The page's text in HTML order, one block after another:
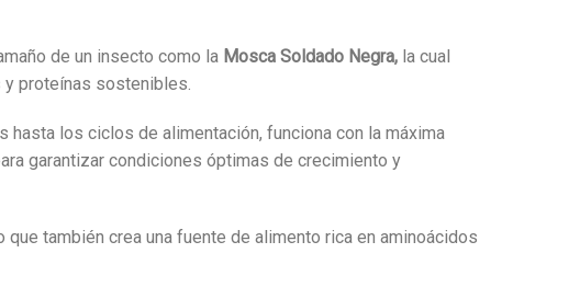
de un insecto como la Mosca Soldado Negra, la cual
y proteínas sostenibles.
los ciclos de alimentación, funciona con la máxima
garantizar condiciones óptimas de crecimiento y
también crea una fuente de alimento rica en aminoácidos